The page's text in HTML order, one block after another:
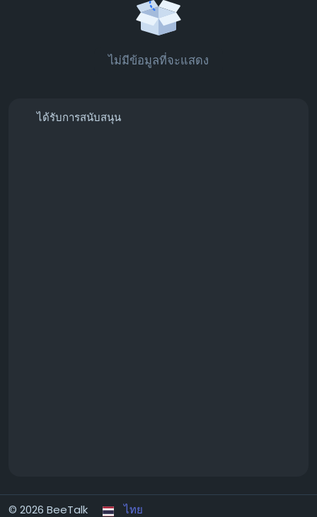
ไม่มีข้อมูลที่จะแสดง
ได้รับการสนับสนุน
© 2026 BeeTalk ไทย